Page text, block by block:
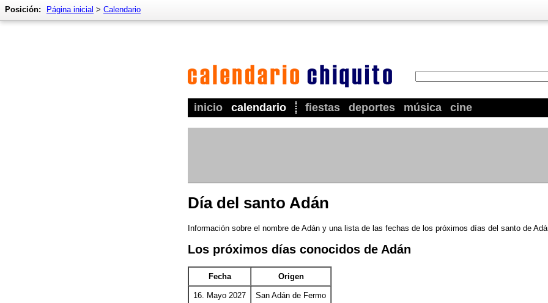
inicio calendario fiestas deportes música cine
Posición: Página inicial > Calendario
Día del santo Adán
Información sobre el nombre de Adán y una lista de las fechas de los próximos días del santo de
Los próximos días conocidos de Adán
Fecha Origen
16. Mayo 2027 San Adán de Fermo